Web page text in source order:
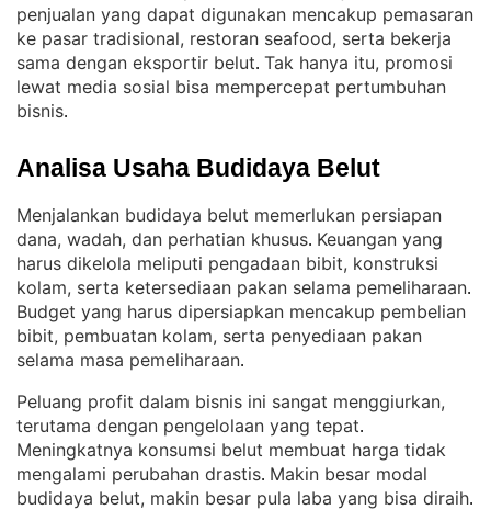
penjualan yang dapat digunakan mencakup pemasaran
ke pasar tradisional, restoran seafood, serta bekerja
sama dengan eksportir belut. Tak hanya itu, promosi
lewat media sosial bisa mempercepat pertumbuhan
bisnis.
Analisa Usaha Budidaya Belut
Menjalankan budidaya belut memerlukan persiapan
dana, wadah, dan perhatian khusus. Keuangan yang
harus dikelola meliputi pengadaan bibit, konstruksi
kolam, serta ketersediaan pakan selama pemeliharaan
Budget yang harus dipersiapkan mencakup pembelian
bibit, pembuatan kolam, serta penyediaan pakan
selama masa pemeliharaan.
Peluang profit dalam bisnis ini sangat menggiurkan,
terutama dengan pengelolaan yang tepat
Meningkatnya konsumsi belut membuat harga tidak
mengalami perubahan drastis. Makin besar modal
budidaya belut, makin besar pula laba yang bisa diraih.